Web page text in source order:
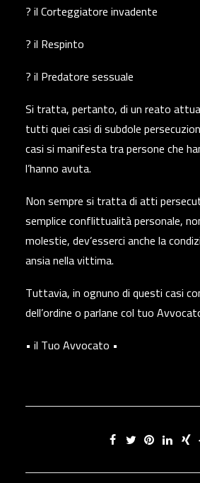
? il Corteggiatore invadente
? il Respinto
? il Predatore sessuale
Si tratta, pertanto, di un reato
tutti quei casi di subdole
casi si manifesta tra persone che
l’hanno avuta.
Non sempre si tratta di atti
semplice conflittualità personale,
molestie, dev’esserci anche la
ansia nella vittima.
Tuttavia, in ognuno di questi casi
dell’ordine o parlane col tuo
• il Tuo Avvocato •